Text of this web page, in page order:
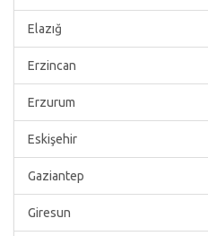
Elazığ
Erzincan
Erzurum
Eskişehir
Gaziantep
Giresun